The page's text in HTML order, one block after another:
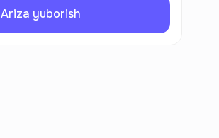
Ariza yuborish